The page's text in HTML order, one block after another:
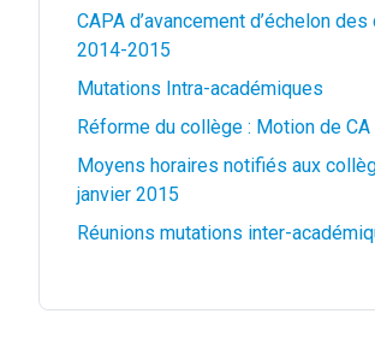
CAPA d’avancement d’échelon
2014-2015
Mutations Intra-académiques
Réforme du collège : Motion de CA
Moyens horaires notifiés aux
janvier 2015
Réunions mutations inter-